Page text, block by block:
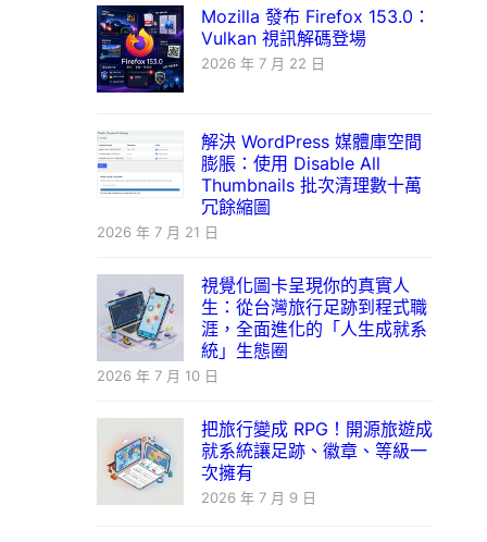
Mozilla 發布 Firefox 153.0：
Vulkan 視訊解碼登場
2026 年 7 月 22 日
解決 WordPress 媒體庫空間
膨脹：使用 Disable All
Thumbnails 批次清理數十萬
冗餘縮圖
2026 年 7 月 21 日
視覺化圖卡呈現你的真實人
生：從台灣旅行足跡到程式職
涯，全面進化的「人生成就系
統」生態圈
2026 年 7 月 10 日
把旅行變成 RPG！開源旅遊成
就系統讓足跡、徽章、等級一
次擁有
2026 年 7 月 9 日